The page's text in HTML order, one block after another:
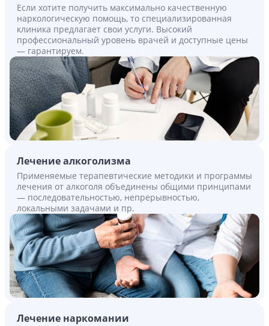
Если хотите получить максимально качественную
наркологическую помощь, то специализированная
клиника предлагает свои услуги. Высокий
профессиональный уровень врачей и доступные цены
— гарантируем.
Лечение алкоголизма
Применяемые терапевтические методики и программы
лечения от алкоголя объединены общими принципами
— последовательностью, непрерывностью,
локальными задачами и пр.
Лечение наркомании